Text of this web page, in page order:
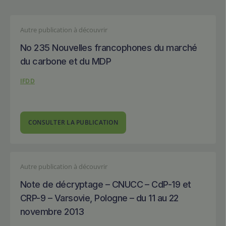
Autre publication à découvrir
No 235 Nouvelles francophones du marché
du carbone et du MDP
IFDD
CONSULTER LA PUBLICATION
Autre publication à découvrir
Note de décryptage – CNUCC – CdP-19 et
CRP-9 – Varsovie, Pologne – du 11 au 22
novembre 2013